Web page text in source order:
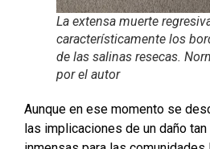
La extensa muerte
característicamente los
de las salinas resecas.
por el autor
Aunque en ese momento se
las implicaciones de un daño